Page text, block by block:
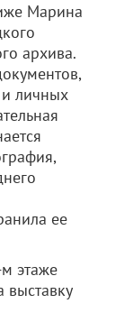
Марина
архива.
личных
ее
этаже
выставку